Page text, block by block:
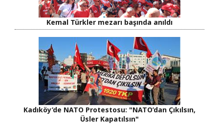
Kemal Türkler mezarı başında anıldı
Kadıköy’de NATO Protestosu: "NATO’dan Çıkılsın,
Üsler Kapatılsın"